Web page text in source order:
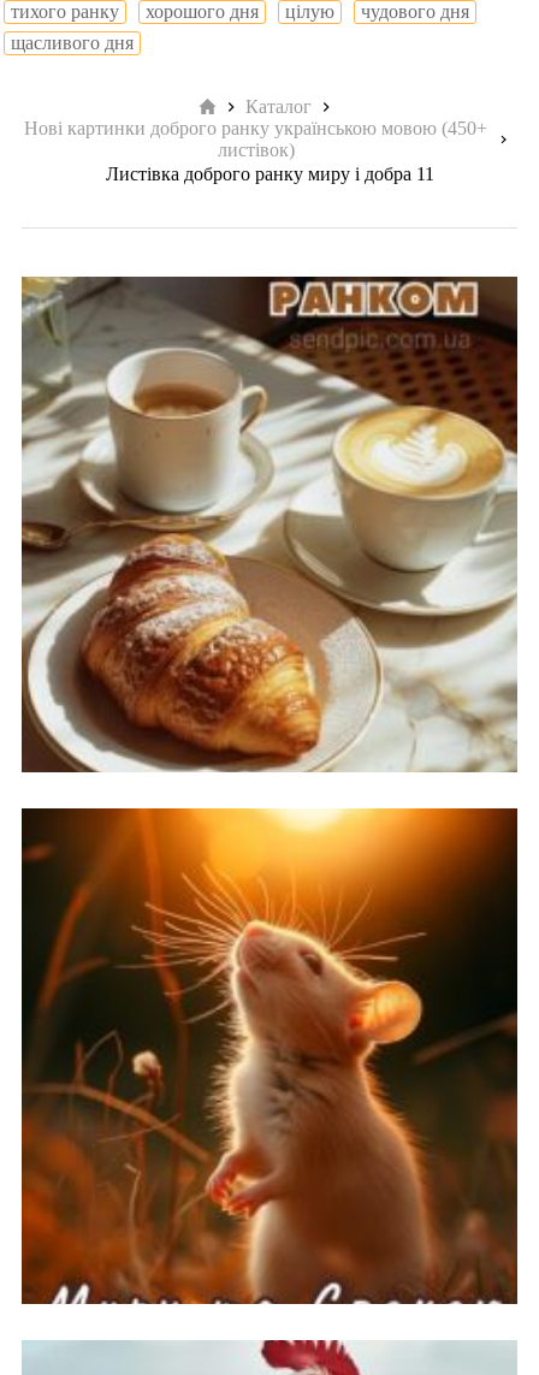
тихого ранку
хорошого дня цілую
чудового дня
щасливого дня
Головна
Каталог
Нові картинки доброго ранку українською мовою (450+
листівок)
Листівка доброго ранку миру і добра 11